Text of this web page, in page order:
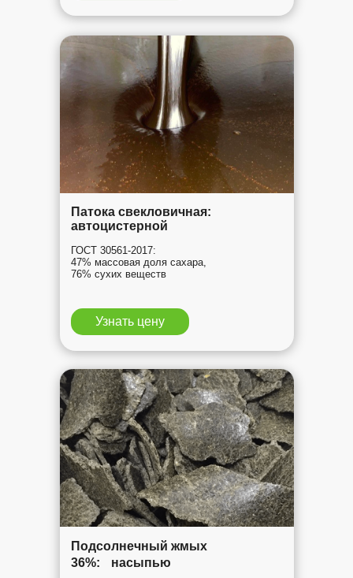
Патока свекловичная:
автоцистерной
Подсолнечный жмых
36%: насыпью
ГОСТ 30561-2017:
47% массовая доля сахара,
76% сухих веществ
Узнать цену